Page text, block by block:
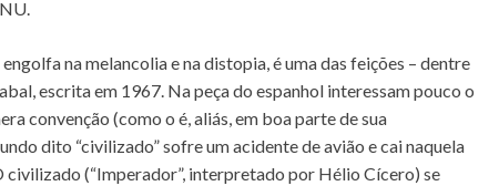
na melancolia e na distopia, é uma das feições – dentre
escrita em 1967. Na peça do espanhol interessam pouco o
convenção (como o é, aliás, em boa parte de sua
dito “civilizado” sofre um acidente de avião e cai naquela
(“Imperador”, interpretado por Hélio Cícero) se